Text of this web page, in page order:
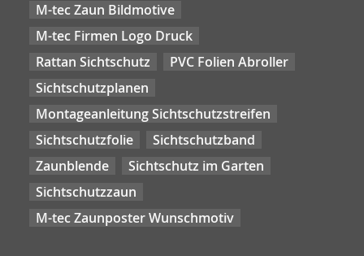
M-tec Zaun Bildmotive
M-tec Firmen Logo Druck
Rattan Sichtschutz
PVC Folien Abroller
Sichtschutzplanen
Montageanleitung Sichtschutzstreifen
Sichtschutzfolie
Sichtschutzband
Zaunblende
Sichtschutz im Garten
Sichtschutzzaun
M-tec Zaunposter Wunschmotiv